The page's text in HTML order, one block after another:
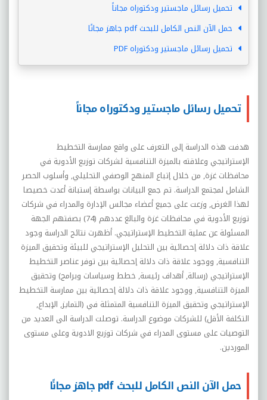
تحميل رسائل ماجستير ودكتوراه مجاناً
حمل الآن النص الكامل للبحث pdf جاهز مجانًا
تحميل رسائل ماجستير ودكتوراه PDF
تحميل رسائل ماجستير ودكتوراه مجاناً
هدفت هذه الدراسة إلى التعرف على واقع ممارسة التخطيط
الإستراتيجي وعلاقته بالميزة التنافسية لشركات توزيع الأدوية في
محافظات غزة, من خلال إتباع المنهج الوصفي التحليلي, وأسلوب الحصر
الشامل لمجتمع الدراسة. تم جمع البيانات بواسطة إستبانة أعدت خصيصا
لهذا الغرض, وزعت على جميع أعضاء مجالس الإدارة والمدراء في شركات
توزيع الأدوية في محافظات غزة والبالغ عددهم (74) بصفتهم الجهة
المسئولة عن عملية التخطيط الإستراتيجي. أظهرت نتائج الدراسة وجود
علاقة ذات دلالة إحصائية بين التحليل الإستراتيجي للبيئة وتحقيق الميزة
التنافسية, ووجود علاقة ذات دلالة إحصائية بين توفر عناصر التخطيط
الإستراتيجي (رسالة, أهداف رئيسة, خطط وسياسات وبرامج) وتحقيق
الميزة التنافسية, ووجود علاقة ذات دلالة إحصائية بين ممارسة التخطيط
الإستراتيجي وتحقيق الميزة التنافسية المتمثلة في (التمايز, الإبداع,
التكلفة الأقل) للشركات موضوع الدراسة. توصلت الدراسة الى العديد من
التوصيات على مستوى المدراء في شركات توزيع الادوية وعلى مستوى
الموردين.
حمل الآن النص الكامل للبحث pdf جاهز مجانًا